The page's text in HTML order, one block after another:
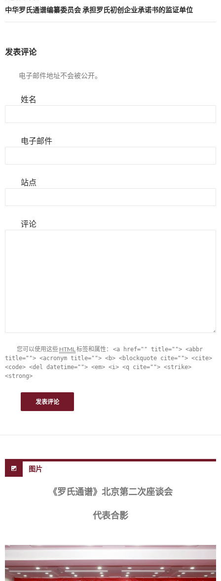
中华罗氏通谱编纂委员会 承担罗氏初创企业承诺书的监证单位
发表评论
电子邮件地址不会被公开。
姓名
电子邮件
站点
评论
您可以使用这些 HTML标签和属性： <a href="" title=""> <abbr
title=""> <acronym title=""> <b> <blockquote cite=""> <cite>
<code> <del datetime=""> <em> <i> <q cite=""> <strike>
<strong>
图片
《罗氏通谱》北京第二次座谈会
代表合影